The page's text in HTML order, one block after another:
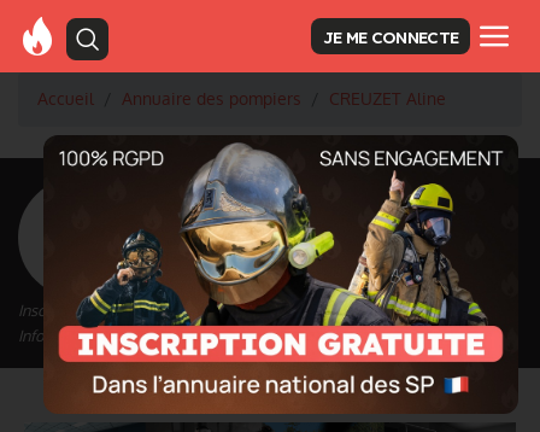
JE ME CONNECTE
Accueil Annuaire des pompiers CREUZET Aline
< Retour à la liste des pompiers
CREUZET Aline
Inscrit depuis le 10/09/2020 à 22:37
Informations mises à jour le 11/09/2020 à 09:21